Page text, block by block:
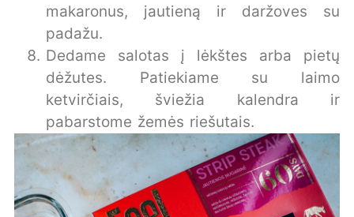
makaronus, jautieną ir daržoves su
padažu.
Dedame salotas į lėkštes arba pietų
dėžutes. Patiekiame su laimo
ketvirčiais, šviežia kalendra ir
pabarstome žemės riešutais.